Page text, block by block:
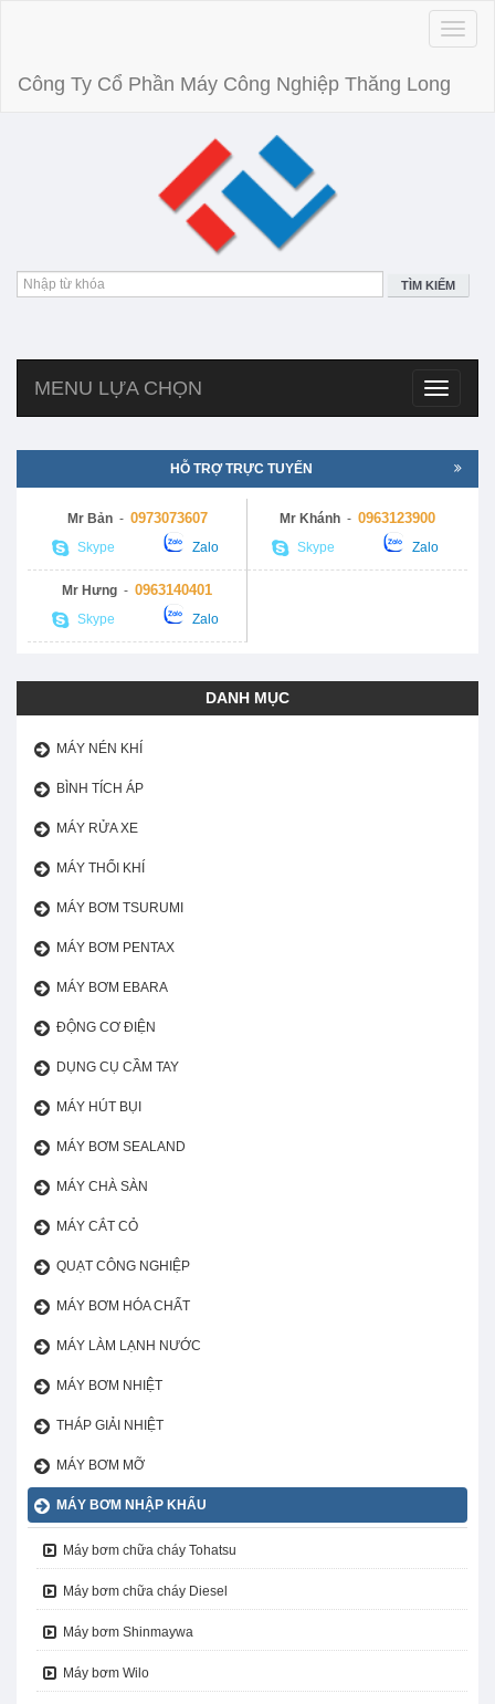
Toggle
Công Ty Cổ Phần Máy Công Nghiệp Thăng Long
TÌM KIẾM
Toggle
MENU LỰA CHỌN
HỖ TRỢ TRỰC TUYẾN
Mr Bản- 0973073607
Skype Zalo
Mr Khánh - 0963123900
Skype Zalo
Mr Hưng - 0963140401
Skype Zalo
DANH MỤC
MÁY NÉN KHÍ
BÌNH TÍCH ÁP
MÁY RỬA XE
MÁY THỔI KHÍ
MÁY BƠM TSURUMI
MÁY BƠM PENTAX
MÁY BƠM EBARA
ĐỘNG CƠ ĐIỆN
DỤNG CỤ CẦM TAY
MÁY HÚT BỤI
MÁY BƠM SEALAND
MÁY CHÀ SÀN
MÁY CẮT CỎ
QUẠT CÔNG NGHIỆP
MÁY BƠM HÓA CHẤT
MÁY LÀM LẠNH NƯỚC
MÁY BƠM NHIỆT
THÁP GIẢI NHIỆT
MÁY BƠM MỠ
MÁY BƠM NHẬP KHẨU
Máy bơm chữa cháy Tohatsu
Máy bơm chữa cháy Diesel
Máy bơm Shinmaywa
Máy bơm Wilo